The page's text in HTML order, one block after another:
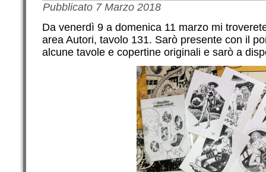
Pubblicato 7 Marzo 2018
Da venerdì 9 a domenica 11 marzo mi
area Autori, tavolo 131. Sarò presente con il
alcune tavole e copertine originali e sarò a